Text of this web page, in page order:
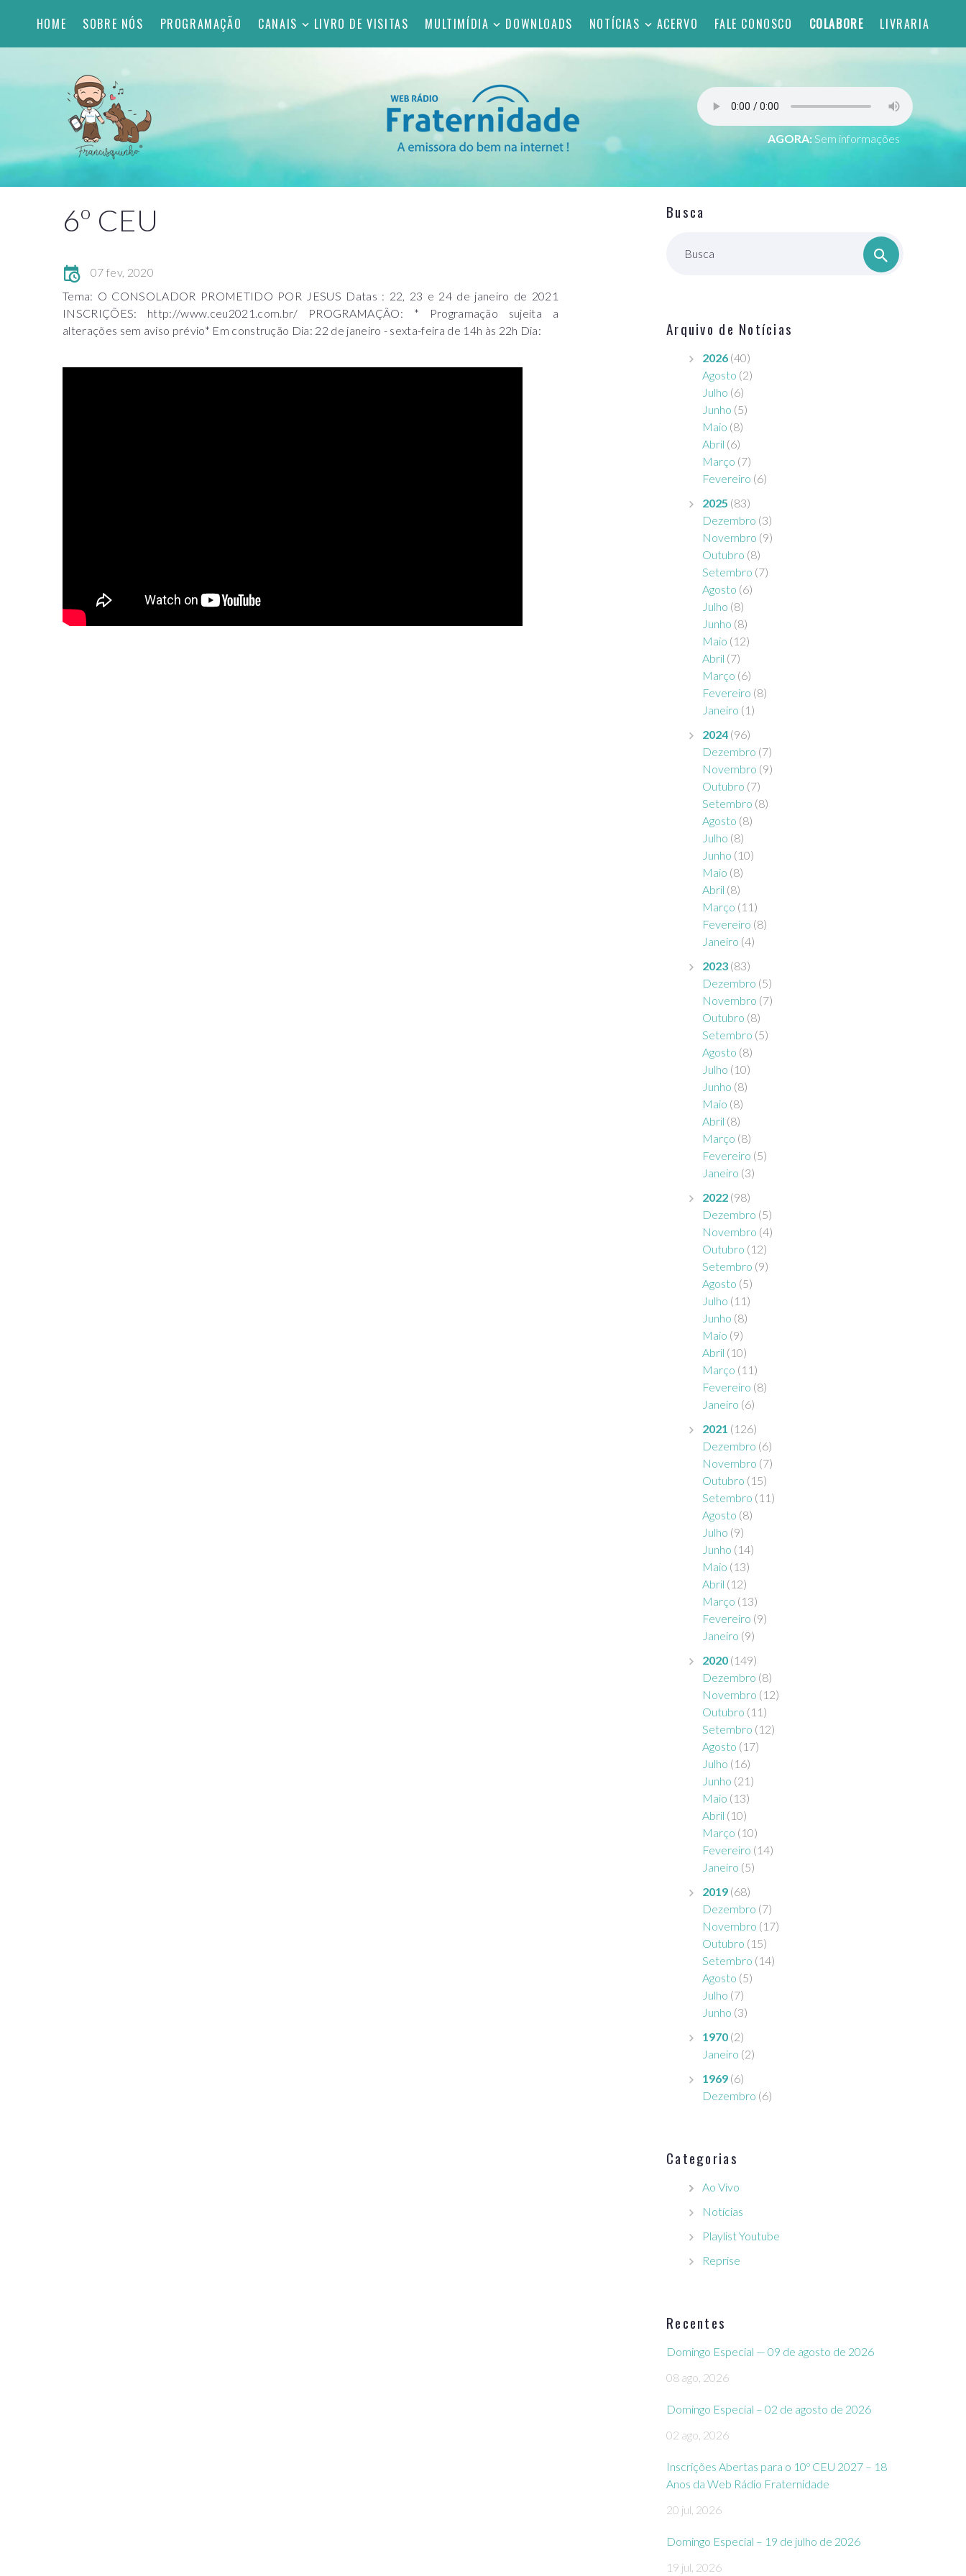
HOME SOBRE NÓS PROGRAMAÇÃO CANAIS LIVRO DE VISITAS MULTIMÍDIA DOWNLOADS NOTÍCIAS ACERVO FALE CONOSCO COLABORE LIVRARIA
AGORA: Sem informações
6º CEU
07 fev, 2020
Tema: O CONSOLADOR PROMETIDO POR JESUS Datas : 22, 23 e 24 de janeiro de 2021
INSCRIÇÕES: http://www.ceu2021.com.br/ PROGRAMAÇÃO: * Programação sujeita a
alterações sem aviso prévio* Em construção Dia: 22 de janeiro - sexta-feira de 14h às 22h Dia:
Busca
Busca
Arquivo de Notícias
2026 (40)
Agosto (2)
Julho (6)
Junho (5)
Maio (8)
Abril (6)
Março (7)
Fevereiro (6)
2025 (83)
Dezembro (3)
Novembro (9)
Outubro (8)
Setembro (7)
Agosto (6)
Julho (8)
Junho (8)
Maio (12)
Abril (7)
Março (6)
Fevereiro (8)
Janeiro (1)
2024 (96)
Dezembro (7)
Novembro (9)
Outubro (7)
Setembro (8)
Agosto (8)
Julho (8)
Junho (10)
Maio (8)
Abril (8)
Março (11)
Fevereiro (8)
Janeiro (4)
2023 (83)
Dezembro (5)
Novembro (7)
Outubro (8)
Setembro (5)
Agosto (8)
Julho (10)
Junho (8)
Maio (8)
Abril (8)
Março (8)
Fevereiro (5)
Janeiro (3)
2022 (98)
Dezembro (5)
Novembro (4)
Outubro (12)
Setembro (9)
Agosto (5)
Julho (11)
Junho (8)
Maio (9)
Abril (10)
Março (11)
Fevereiro (8)
Janeiro (6)
2021 (126)
Dezembro (6)
Novembro (7)
Outubro (15)
Setembro (11)
Agosto (8)
Julho (9)
Junho (14)
Maio (13)
Abril (12)
Março (13)
Fevereiro (9)
Janeiro (9)
2020 (149)
Dezembro (8)
Novembro (12)
Outubro (11)
Setembro (12)
Agosto (17)
Julho (16)
Junho (21)
Maio (13)
Abril (10)
Março (10)
Fevereiro (14)
Janeiro (5)
2019 (68)
Dezembro (7)
Novembro (17)
Outubro (15)
Setembro (14)
Agosto (5)
Julho (7)
Junho (3)
1970 (2)
Janeiro (2)
1969 (6)
Dezembro (6)
Categorias
Ao Vivo
Notícias
Playlist Youtube
Reprise
Recentes
Domingo Especial — 09 de agosto de 2026
08 ago, 2026
Domingo Especial – 02 de agosto de 2026
02 ago, 2026
Inscrições Abertas para o 10º CEU 2027 – 18
Anos da Web Rádio Fraternidade
20 jul, 2026
Domingo Especial – 19 de julho de 2026
19 jul, 2026